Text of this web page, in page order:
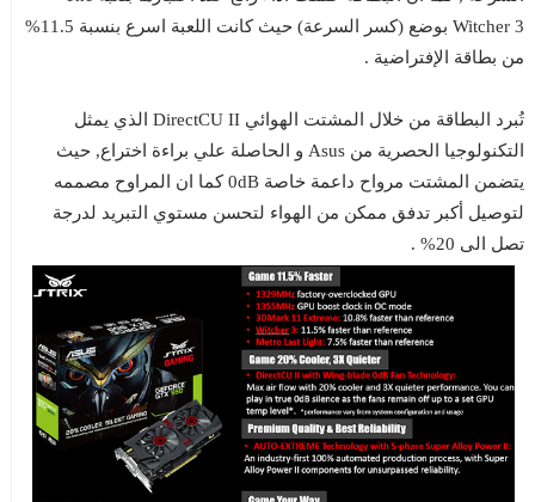
Witcher 3 بوضع (كسر السرعة) حيث كانت اللعبة اسرع بنسبة 11.5%
من بطاقة الإفتراضية .
تُبرد البطاقة من خلال المشتت الهوائي DirectCU II الذي يمثل
التكنولوجيا الحصرية من Asus و الحاصلة علي براءة اختراع, حيث
يتضمن المشتت مرواح داعمة خاصة 0dB كما ان المراوح مصممه
لتوصيل أكبر تدفق ممكن من الهواء لتحسن مستوي التبريد لدرجة
تصل الى 20% .